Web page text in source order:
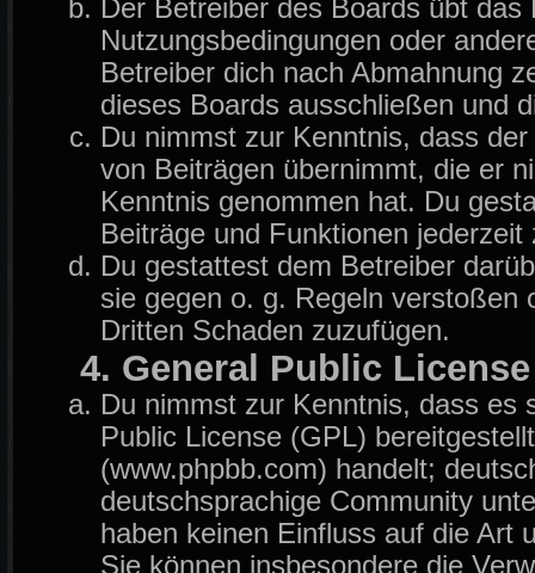
Der Betreiber des Boards übt
Nutzungsbedingungen oder
Betreiber dich nach Abmahnung
dieses Boards ausschließen und
Du nimmst zur Kenntnis, dass
von Beiträgen übernimmt, die er
Kenntnis genommen hat. Du
Beiträge und Funktionen
Du gestattest dem Betreiber
sie gegen o. g. Regeln verstoßen
Dritten Schaden zuzufügen.
4. General Public License
Du nimmst zur Kenntnis, dass es
Public License (GPL)
(www.phpbb.com) handelt;
deutschsprachige Community
haben keinen Einfluss auf die Art
Sie können insbesondere die